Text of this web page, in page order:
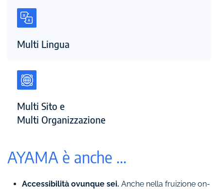
Multi Lingua
Multi Sito e
Multi Organizzazione
AYAMA è anche ...
Accessibilità ovunque sei. Anche nella fruizione on-